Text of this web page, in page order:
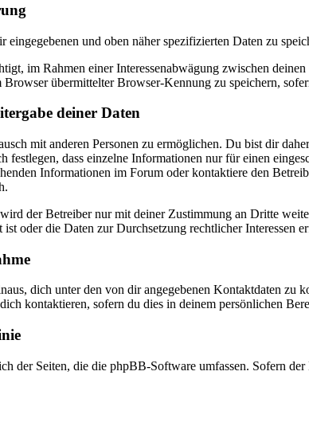
eingegebenen und oben näher spezifizierten Daten zu
im Rahmen einer Interessenabwägung zwischen
übermittelter Browser-Kennung zu speichern,
deiner Daten
mit anderen Personen zu ermöglichen. Du bist dir
festlegen, dass einzelne Informationen nur für einen
Informationen im Forum oder kontaktiere den
der Betreiber nur mit deiner Zustimmung an Dritte
oder die Daten zur Durchsetzung rechtlicher Interessen
dich unter den von dir angegebenen Kontaktdaten
kontaktieren, sofern du dies in deinem persönlichen
der Seiten, die die phpBB-Software umfassen. Sofern